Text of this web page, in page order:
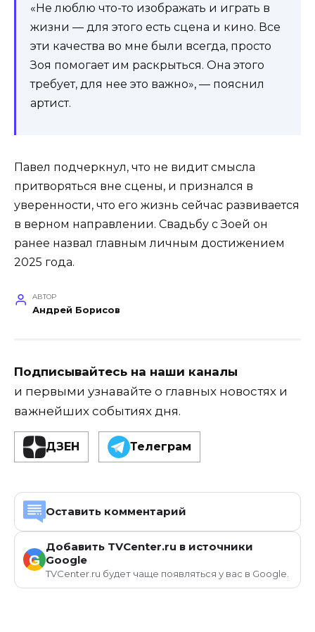
«Не люблю что-то изображать и играть в
жизни — для этого есть сцена и кино. Все
эти качества во мне были всегда, просто
Зоя помогает им раскрыться. Она этого
требует, для нее это важно», — пояснил
артист.
Павел подчеркнул, что не видит смысла
притворяться вне сцены, и признался в
уверенности, что его жизнь сейчас развивается
в верном направлении. Свадьбу с Зоей он
ранее назвал главным личным достижением
2025 года.
АВТОР
Андрей Борисов
Подписывайтесь на наши каналы
и первыми узнавайте о главных новостях и
важнейших событиях дня.
ДЗЕН Телеграм
Оставить комментарий
G
Добавить TVCenter.ru в источники
Google
TVCenter.ru будет чаще появляться у вас в Google.